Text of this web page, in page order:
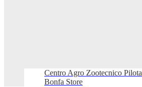
Centro Agro Zootecnico Pilota
Bonfa Store